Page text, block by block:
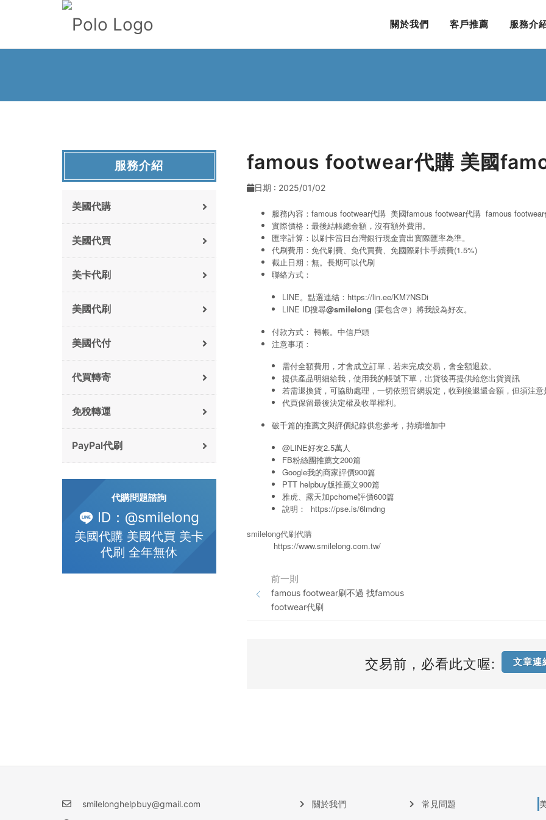
關於我們 客戶推薦 服務介
famous footwear代購 美國
日期 : 2025/01/02
服務內容：famous footwear代購 美國famous footwear代購 famous
實際價格：最後結帳總金額，沒有額外費用。
匯率計算：以刷卡當日台灣銀行現金賣出實際匯率為準。
代刷費用：免代刷費、免代買費、免國際刷卡手續費(1.5%)
截止日期：無。長期可以代刷
聯絡方式：
LINE。點選連結： https://lin.ee/KM7NSDi
LINE ID搜尋@smilelong (要包含＠）將我設為好友。
付款方式： 轉帳。中信戶頭
注意事項：
需付全額費用，才會成立訂單，若未完成交易，會全額退款。
提供產品明細給我，使用我的帳號下單，出貨後再提供給您出貨資訊
若需退換貨，可協助處理，一切依照官網規定，收到後退還金額，但須注
代買保留最後決定權及收單權利。
破千篇的推薦文與評價紀錄供您參考，持續增加中
@LINE好友2.5萬人
FB粉絲團推薦文200篇
Google我的商家評價900篇
PTT helpbuy版推薦文900篇
雅虎、露天加pchome評價600篇
說明： https://pse.is/6lmdng
smilelong代刷代購
https://www.smilelong.com.tw/
前一則
famous footwear刷不過 找famous
footwear代刷
交易前，必看此文喔: 文章連
服務介紹
美國代購
美國代買
美卡代刷
美國代刷
美國代付
代買轉寄
免稅轉運
PayPal代刷
代購問題諮詢
ID：@smilelong
美國代購 美國代買 美卡
代刷 全年無休
smilelonghelpbuy@gmail.com
關於我們
常見問題